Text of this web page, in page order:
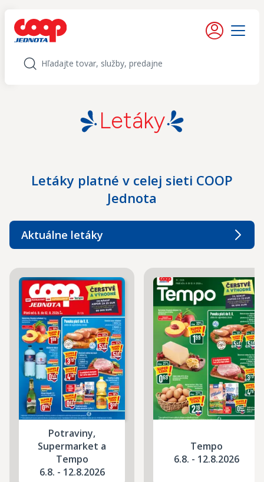
Moje konto
Menu
Hľadať
Letáky
Letáky platné v celej sieti COOP
Jednota
Aktuálne letáky
Potraviny,
Supermarket a
Tempo
6.8. - 12.8.2026
Tempo
6.8. - 12.8.2026